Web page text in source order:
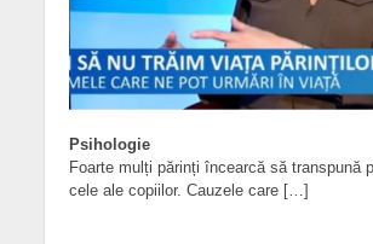
Psihologie
Foarte mulți părinți încearcă să transpună
cele ale copiilor. Cauzele care […]